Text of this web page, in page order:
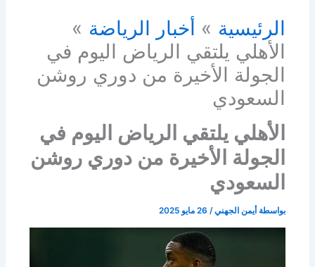
الرئيسية
أخبار الرياضة
الأهلي يلتقي الرياض اليوم في
الجولة الأخيرة من دوري روشن
السعودي
الأهلي يلتقي الرياض اليوم في
الجولة الأخيرة من دوري روشن
السعودي
بواسطة أيمن الجهني/ 26 مايو 2025